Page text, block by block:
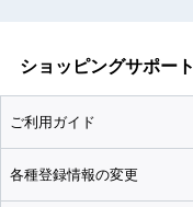
ショッピングサポート
ご利用ガイド
各種登録情報の変更